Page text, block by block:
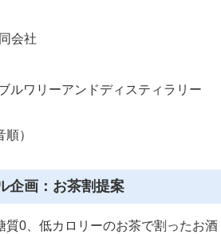
会社
ルワリーアンドディスティラリー
）
企画：お茶割提案
質0、低カロリーのお茶で割ったお